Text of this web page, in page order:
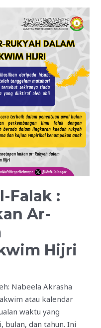
Falak :
Ar-
Hijri
Nabeela Akrasha
atau kalendar
waktu yang
bulan, dan tahun. Ini